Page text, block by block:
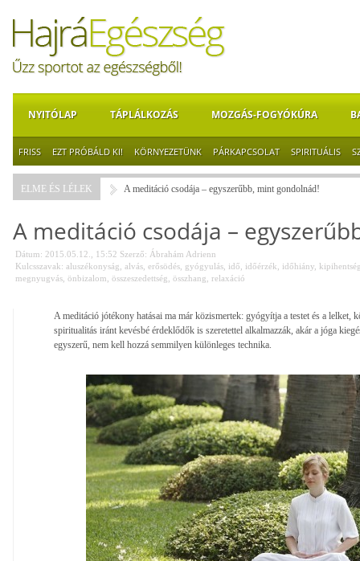
NYITÓLAP TÁPLÁLKOZÁS MOZGÁS-FOGYÓKÚRA
FRISS EZT PRÓBÁLD KI! KÖRNYEZETÜNK PÁRKAPCSOLAT SPIRITUÁLIS
ELME ÉS LÉLEK A meditáció csodája – egyszerűbb, mint gondolnád!
A meditáció csodája –
Dátum: 2015.05.12., 15:52 Szerző: Ábrahám Adrienn
Kulcsszavak: aluszékonyság alvás erősödés gyógyulás idő időérzék időhiány
megnyugvás önbizalom összeszedettség összhang relaxáció
A meditáció jótékony hatásai ma már közismertek: gyógyítja a testet és a lelket,
spiritualitás iránt kevésbé érdeklődők is szeretettel alkalmazzák, akár a jóga
egyszerű, nem kell hozzá semmilyen különleges technika.